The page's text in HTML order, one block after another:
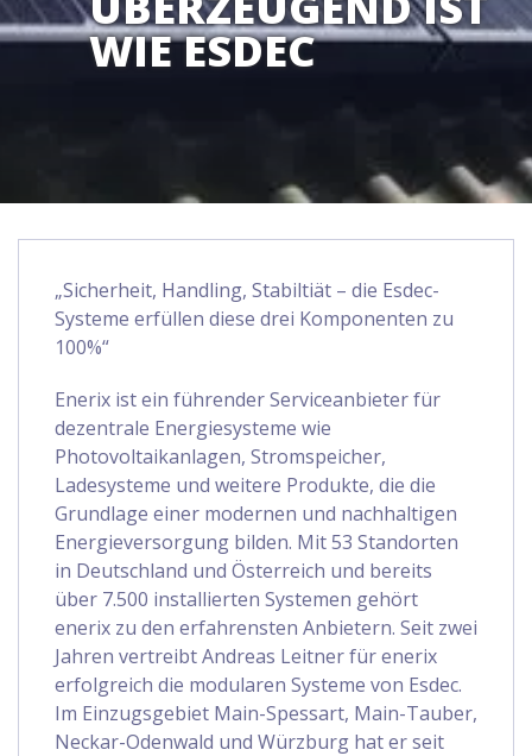
WIE ESDEC
„Sicherheit, Handling, Stabiltiät – die Esdec-
Systeme erfüllen diese drei Komponenten zu
100%“
Enerix ist ein führender Serviceanbieter für
dezentrale Energiesysteme wie
Photovoltaikanlagen, Stromspeicher,
Ladesysteme und weitere Produkte, die die
Grundlage einer modernen und nachhaltigen
Energieversorgung bilden. Mit 53 Standorten
in Deutschland und Österreich und bereits
über 7.500 installierten Systemen gehört
enerix zu den erfahrensten Anbietern. Seit zwei
Jahren vertreibt Andreas Leitner für enerix
erfolgreich die modularen Systeme von Esdec.
Im Einzugsgebiet Main-Spessart, Main-Tauber,
Neckar-Odenwald und Würzburg hat er seit